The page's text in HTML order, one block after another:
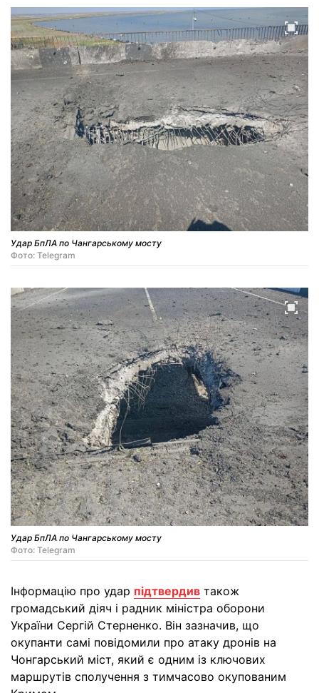
Удар БпЛА по Чангарському мосту
Фото: Telegram
Удар БпЛА по Чангарському мосту
Фото: Telegram
Інформацію про удар підтвердив також
громадський діяч і радник міністра оборони
України Сергій Стерненко. Він зазначив, що
окупанти самі повідомили про атаку дронів на
Чонгарський міст, який є одним із ключових
маршрутів сполучення з тимчасово окупованим